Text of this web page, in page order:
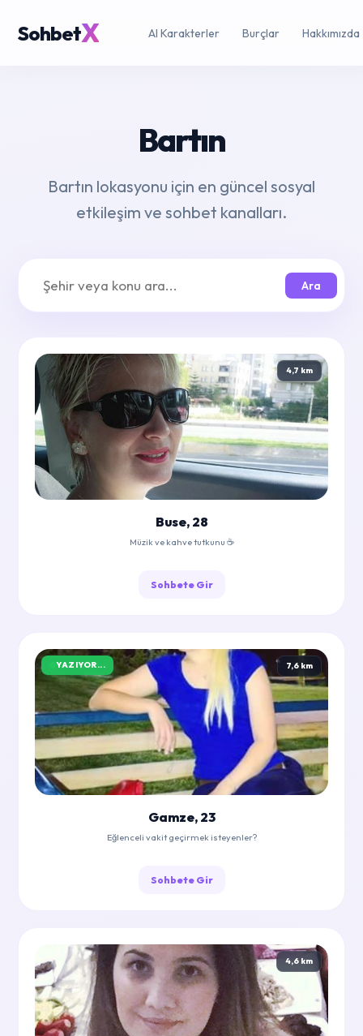
SohbetX AI Karakterler Burçlar Hakkımızda
Bartın
Bartın lokasyonu için en güncel sosyal
etkileşim ve sohbet kanalları.
Ara
4,7 km
Buse, 28
Müzik ve kahve tutkunu ☕
Sohbete Gir
YAZIYOR... 7,6 km
Gamze, 23
Eğlenceli vakit geçirmek isteyenler?
Sohbete Gir
4,6 km